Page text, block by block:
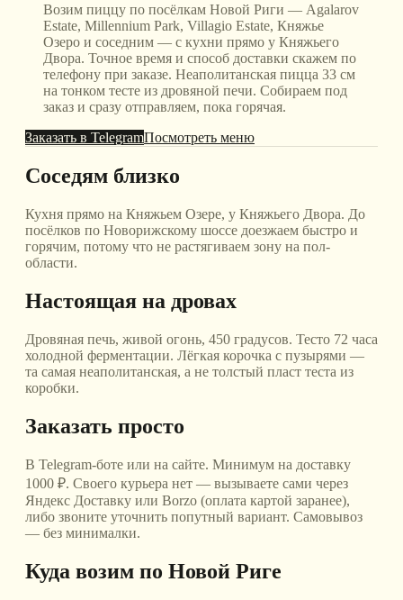
Возим пиццу по посёлкам Новой Риги — Agalarov
Estate, Millennium Park, Villagio Estate, Княжье
Озеро и соседним — с кухни прямо у Княжьего
Двора. Точное время и способ доставки скажем по
телефону при заказе. Неаполитанская пицца 33 см
на тонком тесте из дровяной печи. Собираем под
заказ и сразу отправляем, пока горячая.
Заказать в TelegramПосмотреть меню
Соседям близко
Кухня прямо на Княжьем Озере, у Княжьего Двора. До
посёлков по Новорижскому шоссе доезжаем быстро и
горячим, потому что не растягиваем зону на пол-
области.
Настоящая на дровах
Дровяная печь, живой огонь, 450 градусов. Тесто 72 часа
холодной ферментации. Лёгкая корочка с пузырями —
та самая неаполитанская, а не толстый пласт теста из
коробки.
Заказать просто
В Telegram-боте или на сайте. Минимум на доставку
1000 ₽. Своего курьера нет — вызываете сами через
Яндекс Доставку или Borzo (оплата картой заранее),
либо звоните уточнить попутный вариант. Самовывоз
— без минималки.
Куда возим по Новой Риге